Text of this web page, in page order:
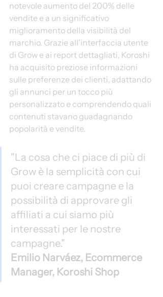
notevole aumento del 200% delle
vendite e a un significativo
miglioramento della visibilità del
marchio. Grazie all'interfaccia utente
di Grow e ai report dettagliati, Koroshi
ha acquisito preziose informazioni
sulle preferenze dei clienti, adattando
gli annunci per un tocco più
personalizzato e comprendendo quali
contenuti stavano guadagnando
popolarità e vendite.
"La cosa che ci piace di più di
Grow è la semplicità con cui
puoi creare campagne e la
possibilità di approvare gli
affiliati a cui siamo più
interessati per le nostre
campagne."
Emilio Narváez, Ecommerce
Manager, Koroshi Shop